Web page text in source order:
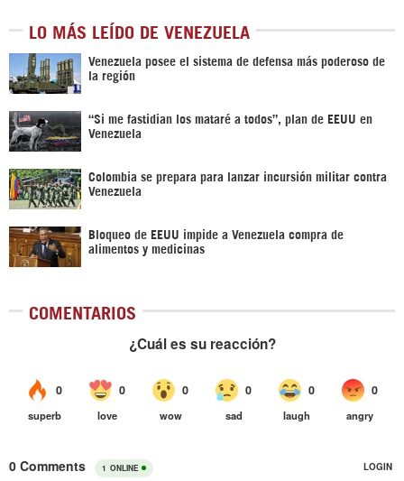
LO MÁS LEÍDO DE VENEZUELA
Venezuela posee el sistema de defensa más poderoso de
la región
“Si me fastidian los mataré a todos”, plan de EEUU en
Venezuela
Colombia se prepara para lanzar incursión militar contra
Venezuela
Bloqueo de EEUU impide a Venezuela compra de
alimentos y medicinas
COMENTARIOS